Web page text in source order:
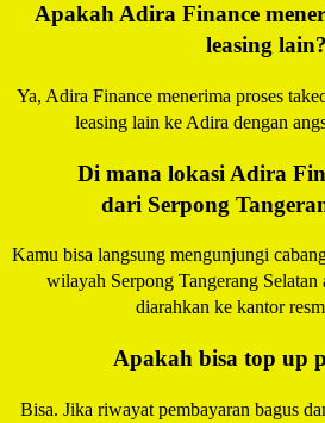
Apakah Adira Finance
leasing lain?
Ya, Adira Finance menerima proses
leasing lain ke Adira dengan
Di mana lokasi Adira
dari Serpong
Kamu bisa langsung mengunjungi
wilayah Serpong Tangerang Selatan
diarahkan ke kantor
Apakah bisa top up
Bisa. Jika riwayat pembayaran bagus